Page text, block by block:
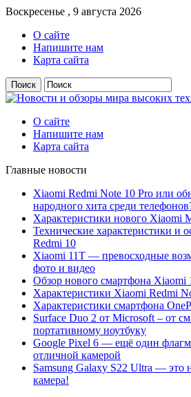
Воскресенье , 9 августа 2026
О сайте
Напишите нам
Карта сайта
О сайте
Напишите нам
Карта сайта
Главные новости
Xiaomi Redmi Note 10 Pro или
народного хита среди
Характеристики нового Xiaomi
Технические характеристики и
Redmi 10
Xiaomi 11T — превосходные
фото и видео
Обзор нового смартфона Xiaomi
Характеристики Xiaomi Redmi
Характеристики смартфона
Surface Duo 2 от Microsoft – от
портативному ноутбуку
Google Pixel 6 — ещё один
отличной камерой
Samsung Galaxy S22 Ultra — это
камера!